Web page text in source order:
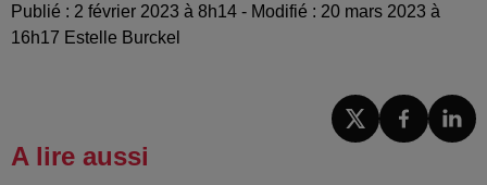
Publié : 2 février 2023 à 8h14 - Modifié : 20 mars 2023 à
16h17 Estelle Burckel
A lire aussi